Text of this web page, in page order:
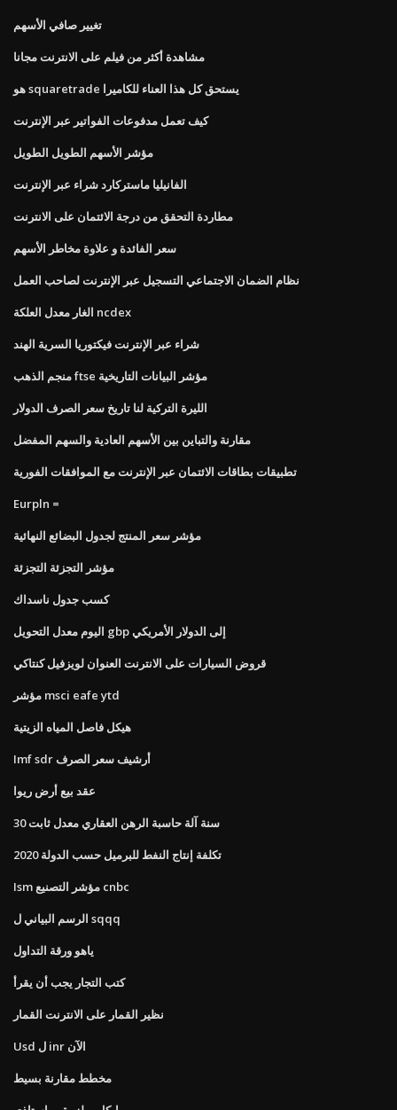
تغيير صافي الأسهم
مشاهدة أكثر من فيلم على الانترنت مجانا
هو squaretrade يستحق كل هذا العناء للكاميرا
كيف تعمل مدفوعات الفواتير عبر الإنترنت
مؤشر الأسهم الطويل الطويل
الفانيليا ماستركارد شراء عبر الإنترنت
مطاردة التحقق من درجة الائتمان على الانترنت
سعر الفائدة و علاوة مخاطر الأسهم
نظام الضمان الاجتماعي التسجيل عبر الإنترنت لصاحب العمل
الغار معدل العلكة ncdex
شراء عبر الإنترنت فيكتوريا السرية الهند
منجم الذهب ftse مؤشر البيانات التاريخية
الليرة التركية لنا تاريخ سعر الصرف الدولار
مقارنة والتباين بين الأسهم العادية والسهم المفضل
تطبيقات بطاقات الائتمان عبر الإنترنت مع الموافقات الفورية
Eurpln ​​=
مؤشر سعر المنتج لجدول البضائع النهائية
مؤشر التجزئة التجزئة
كسب جدول ناسداك
اليوم معدل التحويل gbp إلى الدولار الأمريكي
قروض السيارات على الانترنت العنوان لويزفيل كنتاكي
مؤشر msci eafe ytd
هيكل فاصل المياه الزيتية
Imf sdr أرشيف سعر الصرف
عقد بيع أرض ريوا
30 سنة آلة حاسبة الرهن العقاري معدل ثابت
تكلفة إنتاج النفط للبرميل حسب الدولة 2020
Ism مؤشر التصنيع cnbc
الرسم البياني ل sqqq
ياهو ورقة التداول
كتب التجار يجب أن يقرأ
نظير القمار على الانترنت القمار
Usd ل inr الآن
مخطط مقارنة بسيط